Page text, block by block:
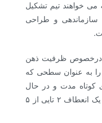
می خواهند تیم تشکیل
سازماندهی و طراحی
درخصوص ظرفیت ذهن
انسان کرد. او عدد طلایی ۷ را به عنوان سطحی که
کوتاه مدت و در حال
کار نگه دارند پیشنهاد کرد. با یک انعطاف ۲ تایی از ۵